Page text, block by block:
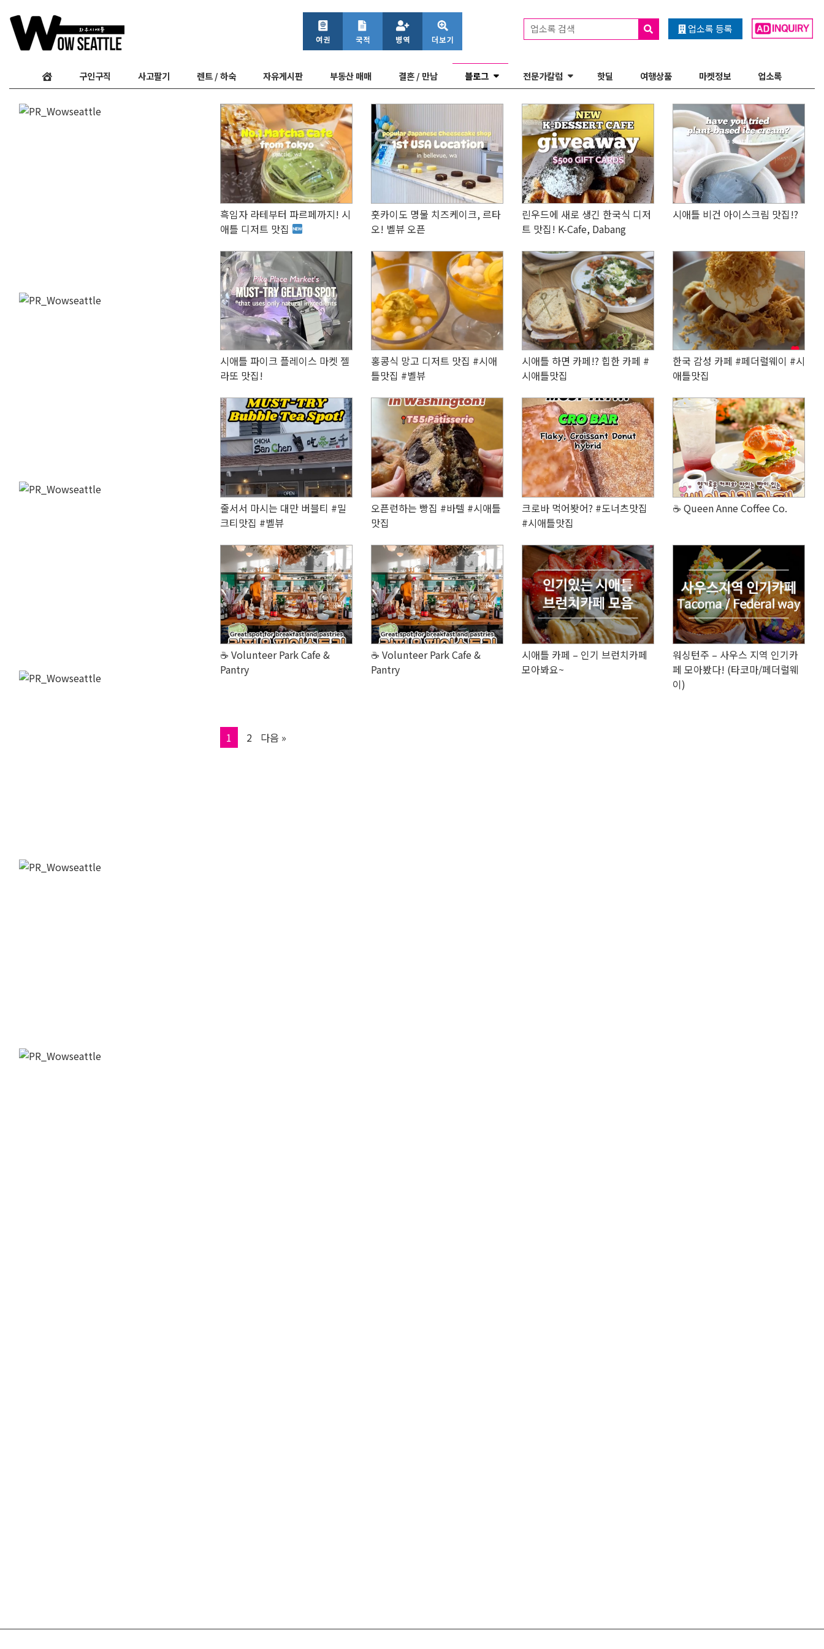
업소록 등록
업소록 검색
구인구직 사고팔기 렌트 / 하숙 자유게시판 부동산 매매 결혼 / 만남 블로그 전문가칼럼 핫딜 여행상품 마켓정보 업소록
흑임자 라테부터 파르페까지! 시
애틀 디저트 맛집
훗카이도 명물 치즈케이크, 르타
오! 벨뷰 오픈
린우드에 새로 생긴 한국식 디저
트 맛집! K-Cafe, Dabang
시애틀 비건 아이스크림 맛집!?
시애틀 파이크 플레이스 마켓 젤
라또 맛집!
홍콩식 망고 디저트 맛집 #시애
틀맛집 #벨뷰
시애틀 하면 카페!? 힙한 카페 #
시애틀맛집
한국 감성 카페 #페더럴웨이 #시
애틀맛집
줄서서 마시는 대만 버블티 #밀
크티맛집 #벨뷰
오픈런하는 빵집 #바텔 #시애틀
맛집
크로바 먹어봣어? #도너츠맛집
#시애틀맛집
☕ Queen Anne Coffee Co.
☕ Volunteer Park Cafe &
Pantry
☕ Volunteer Park Cafe &
Pantry
시애틀 카페 – 인기 브런치카페
모아봐요~
워싱턴주 – 사우스 지역 인기카
페 모아봤다! (타코마/페더럴웨
이)
Page
1 Page
2 다음 »